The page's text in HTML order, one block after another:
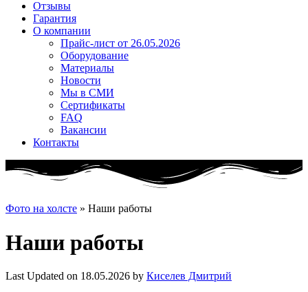
Отзывы
Гарантия
О компании
Прайс-лист от 26.05.2026
Оборудование
Материалы
Новости
Мы в СМИ
Сертификаты
FAQ
Вакансии
Контакты
Фото на холсте » Наши работы
Наши работы
Last Updated on 18.05.2026 by Киселев Дмитрий